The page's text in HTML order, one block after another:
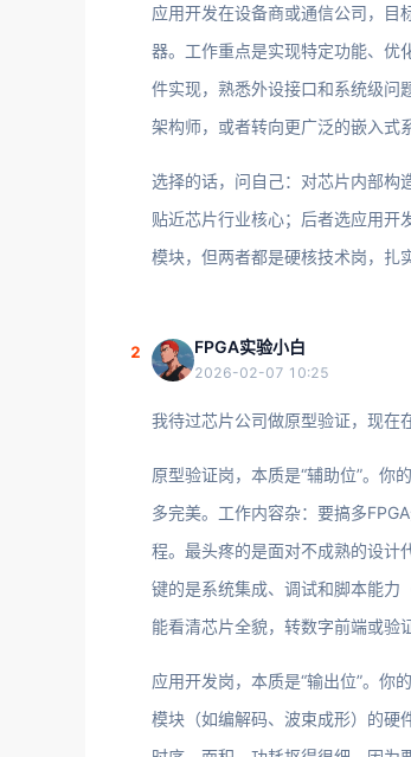
应用开发在设备商或通信公司，目
器。工作重点是实现特定功能、优
件实现，熟悉外设接口和系统级问
架构师，或者转向更广泛的嵌入式
选择的话，问自己：对芯片内部构
贴近芯片行业核心；后者选应用开
模块，但两者都是硬核技术岗，扎
2 FPGA实验小白
2026-02-07 10:25
我待过芯片公司做原型验证，现在
原型验证岗，本质是“辅助位”。你
多完美。工作内容杂：要搞多
程。最头疼的是面对不成熟的设计
键的是系统集成、调试和脚本能力
能看清芯片全貌，转数字前端或验
应用开发岗，本质是“输出位”。你
模块（如编解码、波束成形）的硬